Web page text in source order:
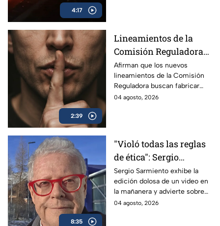
4:17
2:39
Lineamientos de la
Comisión Reguladora
buscan silenciar a TV
Azteca
Afirman que los nuevos
lineamientos de la Comisión
Reguladora buscan fabricar
autocensura y controlar los
04 agosto, 2026
8:35
"Violó todas las reglas
de ética": Sergio
Sarmiento responde a
la mañanera tras video
editado
Sergio Sarmiento exhibe la
edición dolosa de un video en
la mañanera y advierte sobre
los peligros de la censura
04 agosto, 2026